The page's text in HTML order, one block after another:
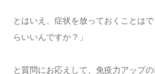
とはいえ、症状を放っておくことは
らいいんですか？」
と質問にお応えして、免疫力アップ